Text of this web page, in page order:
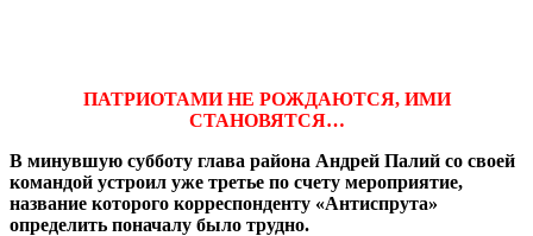
ПАТРИОТАМИ НЕ РОЖДАЮТСЯ, ИМИ
СТАНОВЯТСЯ…
В минувшую субботу глава района Андрей Палий со своей
командой устроил уже третье по счету мероприятие,
название которого корреспонденту «Антиспрута»
определить поначалу было трудно.